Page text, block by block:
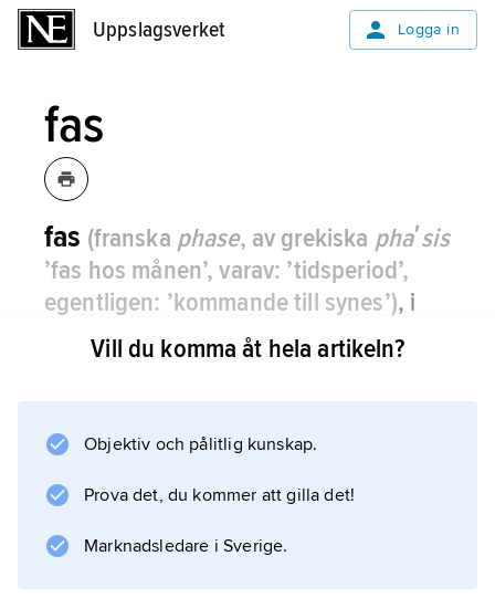
Uppslagsverket Logga in
fas
fas (franska phase, av grekiska phaʹsis
’fas hos månen’, varav: ’tidsperiod’,
egentligen: ’kommande till synes’), i
vågrörelseläran och elektrotekniken
benämning på ett tidsläge inom en
Uttrycket används ofta inom växelströmsläran.
Information om artikeln
Vill du komma åt hela artikeln?
Objektiv och pålitlig kunskap.
Prova det, du kommer att gilla det!
Marknadsledare i Sverige.